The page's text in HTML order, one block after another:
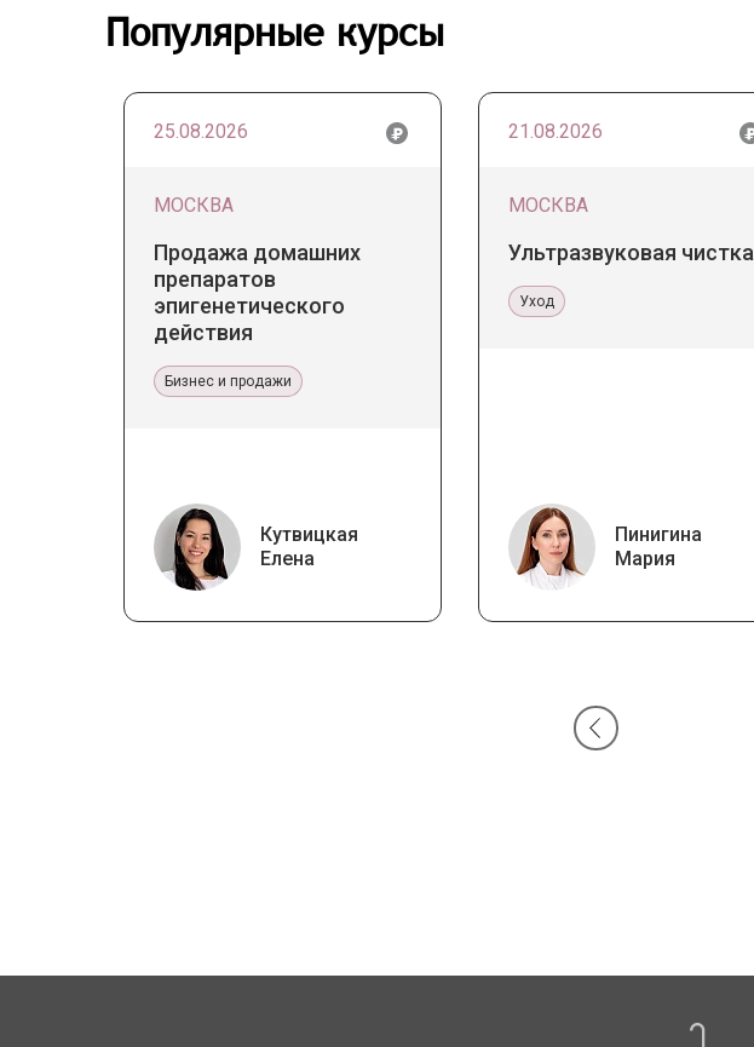
Популярные курсы
25.08.2026
МОСКВА
Продажа домашних
препаратов
эпигенетического
действия
Бизнес и продажи
Кутвицкая
Елена
21.08.2026
МОСКВА
Ультразвуковая чистка
Уход
Пинигина
Мария